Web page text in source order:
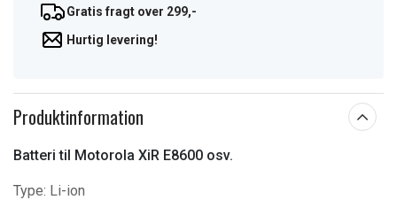
Gratis fragt over 299,-
Hurtig levering!
Produktinformation
Batteri til Motorola XiR E8600 osv.
Type: Li-ion